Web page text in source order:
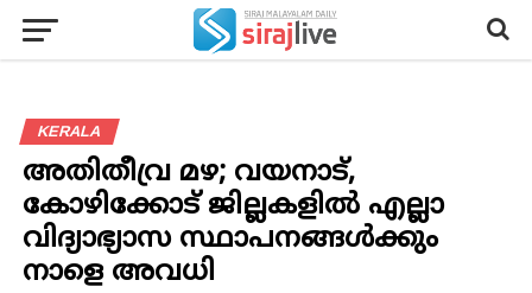
KERALA
അതിതീവ്ര മഴ; വയനാട്,
കോഴിക്കോട് ജില്ലകളില്‍ എല്ലാ
വിദ്യാഭ്യാസ സ്ഥാപനങ്ങള്‍ക്കും
നാളെ അവധി